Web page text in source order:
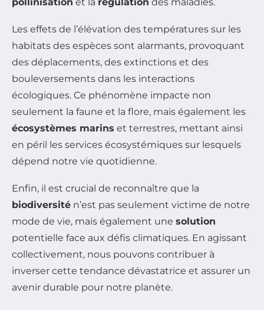
Les effets de l’élévation des températures sur les
habitats des espèces sont alarmants, provoquant
des déplacements, des extinctions et des
bouleversements dans les interactions
écologiques. Ce phénomène impacte non
seulement la faune et la flore, mais également les
écosystèmes marins et terrestres, mettant ainsi
en péril les services écosystémiques sur lesquels
dépend notre vie quotidienne.
Enfin, il est crucial de reconnaître que la
biodiversité n’est pas seulement victime de notre
mode de vie, mais également une solution
potentielle face aux défis climatiques. En agissant
collectivement, nous pouvons contribuer à
inverser cette tendance dévastatrice et assurer un
avenir durable pour notre planète.